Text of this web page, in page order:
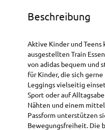
Beschreibung
Aktive Kinder und Teens
ausgestellten Train
von adidas bequem und
für Kinder, die sich
Leggings vielseitig
Sport oder auf
Nähten und einem
Passform unterstützen
Bewegungsfreiheit. Die